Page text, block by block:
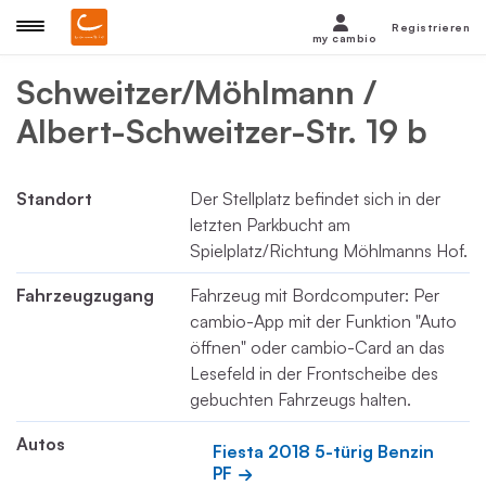
Schweitzer/Möhlmann /
Albert-Schweitzer-Str. 19 b
Standort
Der Stellplatz befindet sich in der
letzten Parkbucht am
Spielplatz/Richtung Möhlmanns Hof.
Fahrzeugzugang
Fahrzeug mit Bordcomputer: Per
cambio-App mit der Funktion "Auto
öffnen" oder cambio-Card an das
Lesefeld in der Frontscheibe des
gebuchten Fahrzeugs halten.
Autos
Fiesta 2018 5-türig Benzin
PF
my cambio
Registrieren